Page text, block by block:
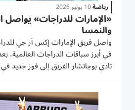
رياضة10 يوليو 2026
«الإمارات للدراجات» يواصل
والنمسا
واصل فريق الإمارات إكس آر جي
في أبرز سباقات الدراجات العالمية،
واستعادة القميص الأصفر متصدراً
الأمريكي كيفن فيرماركه حظوظه في
حضوره...